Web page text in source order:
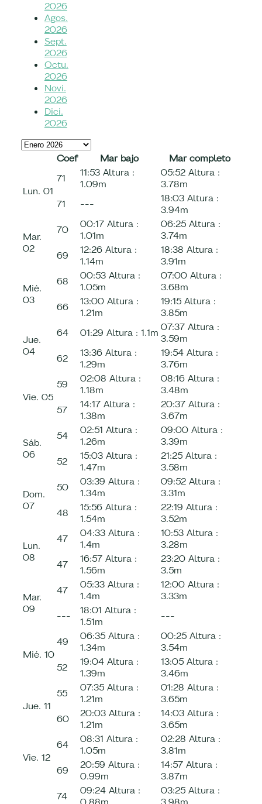
2026
Agos.
2026
Sept.
2026
Octu.
2026
Novi.
2026
Dici.
2026
Coef Mar bajo Mar completo
Lun. 01
71 11:53 Altura :
1.09m
05:52 Altura :
3.78m
71
--- 18:03 Altura :
3.94m
Mar.
02
70 00:17 Altura :
1.01m
06:25 Altura :
3.74m
69
12:26 Altura :
1.14m
18:38 Altura :
3.91m
Mié.
03
68 00:53 Altura :
1.05m
07:00 Altura :
3.68m
66
13:00 Altura :
1.21m
19:15 Altura :
3.85m
Jue.
04
64 01:29 Altura : 1.1m 07:37 Altura :
3.59m
62
13:36 Altura :
1.29m
19:54 Altura :
3.76m
Vie. 05
59 02:08 Altura :
1.18m
08:16 Altura :
3.48m
57
14:17 Altura :
1.38m
20:37 Altura :
3.67m
Sáb.
06
54 02:51 Altura :
1.26m
09:00 Altura :
3.39m
52
15:03 Altura :
1.47m
21:25 Altura :
3.58m
Dom.
07
50 03:39 Altura :
1.34m
09:52 Altura :
3.31m
48
15:56 Altura :
1.54m
22:19 Altura :
3.52m
Lun.
08
47 04:33 Altura :
1.4m
10:53 Altura :
3.28m
47
16:57 Altura :
1.56m
23:20 Altura :
3.5m
Mar.
09
47 05:33 Altura :
1.4m
12:00 Altura :
3.33m
---
18:01 Altura :
1.51m
---
Mié. 10
49 06:35 Altura :
1.34m
00:25 Altura :
3.54m
52
19:04 Altura :
1.39m
13:05 Altura :
3.46m
Jue. 11
55 07:35 Altura :
1.21m
01:28 Altura :
3.65m
60
20:03 Altura :
1.21m
14:03 Altura :
3.65m
Vie. 12
64 08:31 Altura :
1.05m
02:28 Altura :
3.81m
69
20:59 Altura :
0.99m
14:57 Altura :
3.87m
74 09:24 Altura :
0.88m
03:25 Altura :
3.98m